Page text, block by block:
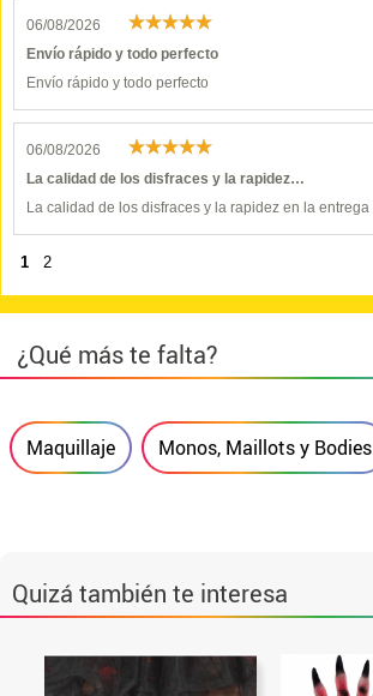
06/08/2026
Envío rápido y todo perfecto
Envío rápido y todo perfecto
06/08/2026
La calidad de los disfraces y la rapidez…
La calidad de los disfraces y la rapidez en la entrega
1 2
¿Qué más te falta?
Maquillaje Monos, Maillots y Bodies
Quizá también te interesa